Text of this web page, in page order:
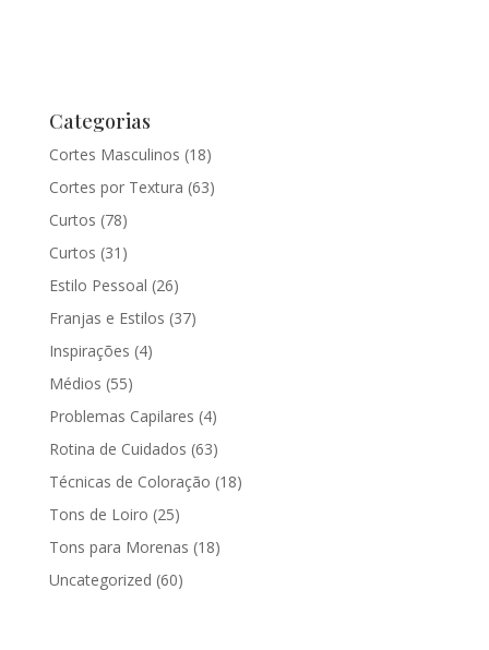
Categorias
Cortes Masculinos (18)
Cortes por Textura (63)
Curtos (78)
Curtos (31)
Estilo Pessoal (26)
Franjas e Estilos (37)
Inspirações (4)
Médios (55)
Problemas Capilares (4)
Rotina de Cuidados (63)
Técnicas de Coloração (18)
Tons de Loiro (25)
Tons para Morenas (18)
Uncategorized (60)